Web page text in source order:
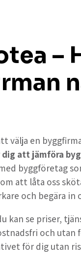
–
välja en
att jämföra
byggföretag
att låta oss
och begära in
kan se priser,
och utan
för dig utan